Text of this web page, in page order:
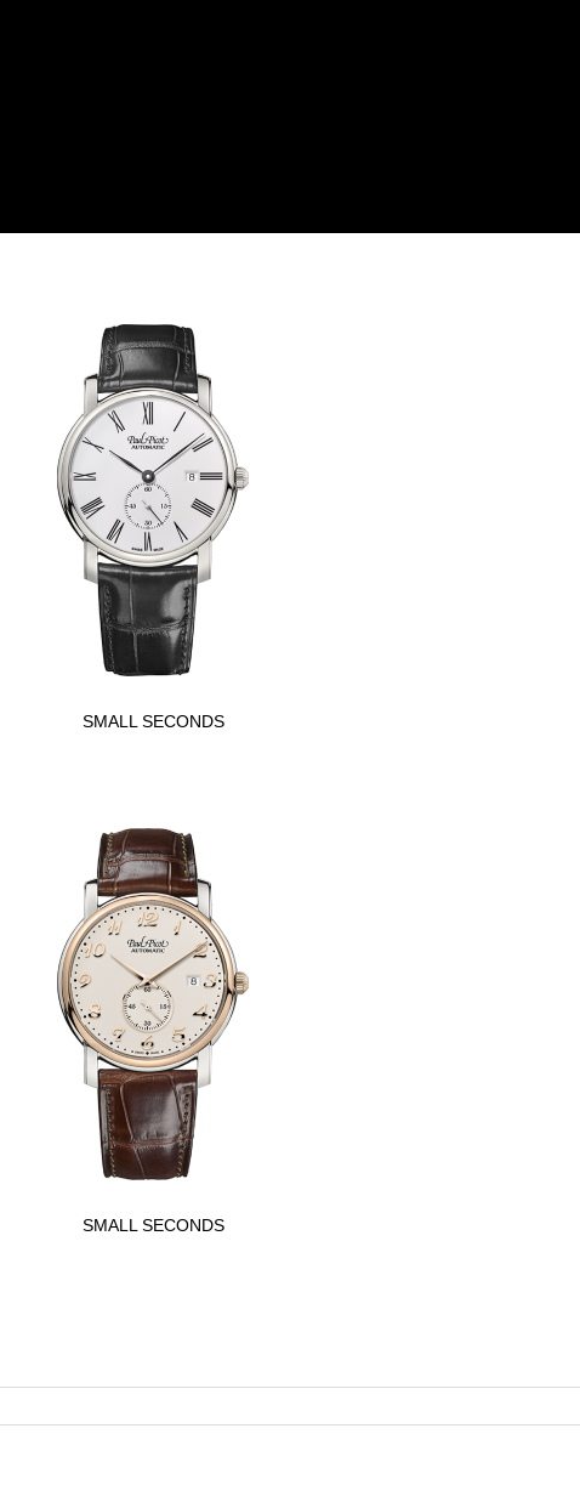
SMALL SECONDS
SMALL SECONDS